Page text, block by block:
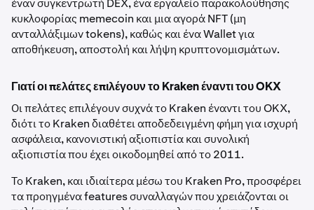
έναν συγκεντρωτή DEX, ένα εργαλείο παρακολούθησης
κυκλοφορίας memecoin και μια αγορά NFT (μη
ανταλλάξιμων tokens), καθώς και ένα Wallet για
αποθήκευση, αποστολή και λήψη κρυπτονομισμάτων.
Γιατί οι πελάτες επιλέγουν το Kraken έναντι του OKX
Οι πελάτες επιλέγουν συχνά το Kraken έναντι του OKX,
διότι το Kraken διαθέτει αποδεδειγμένη φήμη για ισχυρή
ασφάλεια, κανονιστική αξιοπιστία και συνολική
αξιοπιστία που έχει οικοδομηθεί από το 2011.
Το Kraken, και ιδιαίτερα μέσω του Kraken Pro, προσφέρει
τα προηγμένα features συναλλαγών που χρειάζονται οι